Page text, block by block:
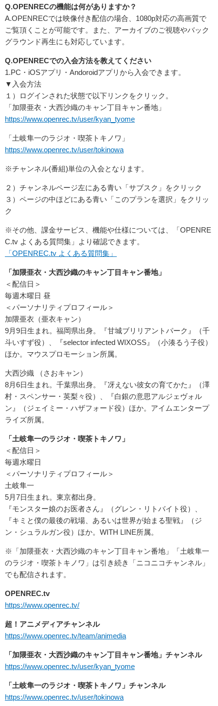
Q.OPENRECの機能は何がありますか？
A.OPENRECでは映像付き配信の場合、1080p対応の高画質で
ご覧頂くことが可能です。また、アーカイブのご視聴やバック
グラウンド再生にも対応しています。
Q.OPENRECでの入会方法を教えてください
1.PC・iOSアプリ・Andoroidアプリから入会できます。
▼入会方法
１）ログインされた状態で以下リンクをクリック。
「加隈亜衣・大西沙織のキャン丁目キャン番地」
https://www.openrec.tv/user/kyan_tyome
「土岐隼一のラジオ・喫茶トキノワ」
https://www.openrec.tv/user/tokinowa
※チャンネル(番組)単位の入会となります。
２）チャンネルページ左にある青い「サブスク」をクリック
３）ページの中ほどにある青い「このプランを選択」をクリッ
ク
※その他、課金サービス、機能や仕様については、「OPENRE
C.tv よくある質問集」より確認できます。
「OPENREC.tv よくある質問集」
「加隈亜衣・大西沙織のキャン丁目キャン番地」
＜配信日＞
毎週木曜日 昼
＜パーソナリティプロフィール＞
加隈亜衣（亜衣キャン）
9月9日生まれ。福岡県出身。『甘城ブリリアントパーク』（千
斗いすず役）、『selector infected WIXOSS』（小湊るう子役）
ほか。マウスプロモーション所属。
大西沙織 （さおキャン）
8月6日生まれ。千葉県出身。『冴えない彼女の育てかた』（澤
村・スペンサー・英梨々役）、『白銀の意思アルジェヴォル
ン』（ジェイミー・ハザフォード役）ほか。アイムエンタープ
ライズ所属。
「土岐隼一のラジオ・喫茶トキノワ」
＜配信日＞
毎週水曜日
＜パーソナリティプロフィール＞
土岐隼一
5月7日生まれ。東京都出身。
『モンスター娘のお医者さん』（グレン・リトバイト役）、
『キミと僕の最後の戦場、あるいは世界が始まる聖戦』（ジ
ン・シュラルガン役）ほか。WITH LINE所属。
※「加隈亜衣・大西沙織のキャン丁目キャン番地」「土岐隼一
のラジオ・喫茶トキノワ」は引き続き「ニコニコチャンネル」
でも配信されます。
OPENREC.tv
https://www.openrec.tv/
超！アニメディアチャンネル
https://www.openrec.tv/team/animedia
「加隈亜衣・大西沙織のキャン丁目キャン番地」チャンネル
https://www.openrec.tv/user/kyan_tyome
「土岐隼一のラジオ・喫茶トキノワ」チャンネル
https://www.openrec.tv/user/tokinowa